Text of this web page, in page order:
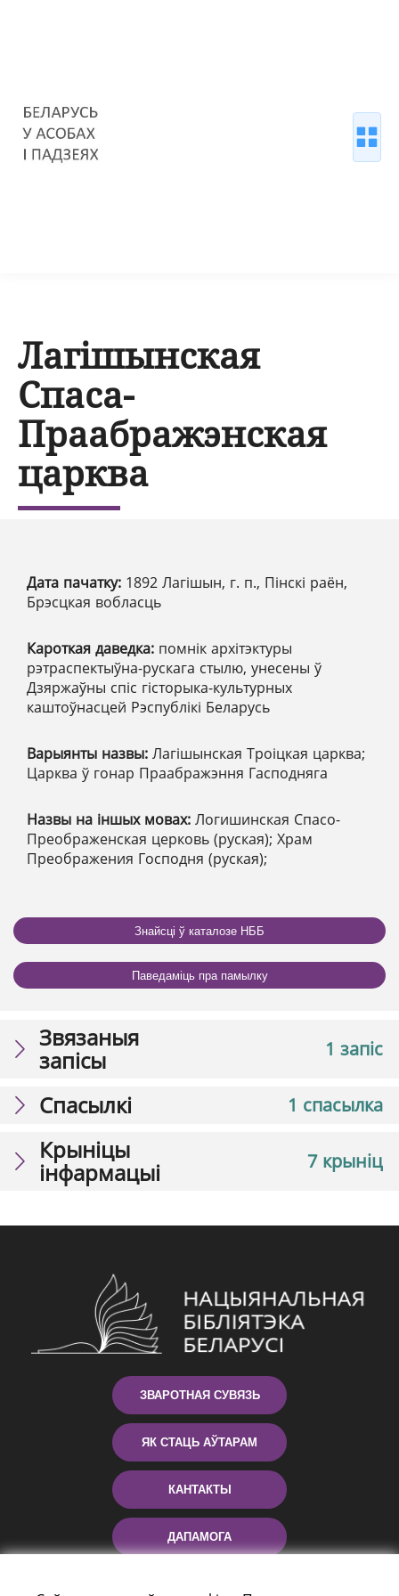
Лагішынская
Спаса-
Праабражэнская
царква
Дата пачатку: 1892 Лагішын, г. п., Пінскі раён,
Брэсцкая вобласць
Кароткая даведка: помнік архітэктуры
рэтраспектыўна-рускага стылю, унесены ў
Дзяржаўны спіс гісторыка-культурных
каштоўнасцей Рэспублікі Беларусь
Варыянты назвы: Лагішынская Троіцкая царква;
Царква ў гонар Праабражэння Гасподняга
Назвы на іншых мовах: Логишинская Спасо-
Преображенская церковь (руская); Храм
Преображения Господня (руская);
Знайсці ў каталозе НББ
Паведаміць пра памылку
1 запіс
Звязаныя
запісы
1 спасылка
Спасылкі
7 крыніц
Крыніцы
інфармацыі
ЗВАРОТНАЯ СУВЯЗЬ
ЯК СТАЦЬ АЎТАРАМ
КАНТАКТЫ
ДАПАМОГА